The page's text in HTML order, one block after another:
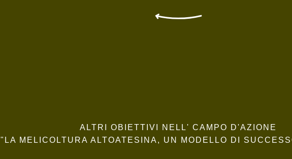
ALTRI OBIETTIVI NELL' CAMPO D'AZIONE
"LA MELICOLTURA ALTOATESINA, UN MODELLO DI